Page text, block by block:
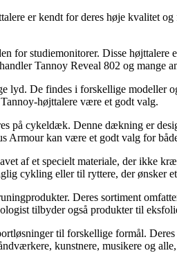
er kendt for deres høje kvalitet
for studiemonitorer. Disse
Tannoy Reveal 802 og mange
De findes i forskellige modeller
højttalere være et godt valg.
på cykeldæk. Denne dækning er
Armour kan være et godt valg for
af et specielt materiale, der ikke
cykling eller til ryttere, der ønsker
Deres sortiment
tilbyder også produkter til
til forskellige formål.
kunstnere, musikere og